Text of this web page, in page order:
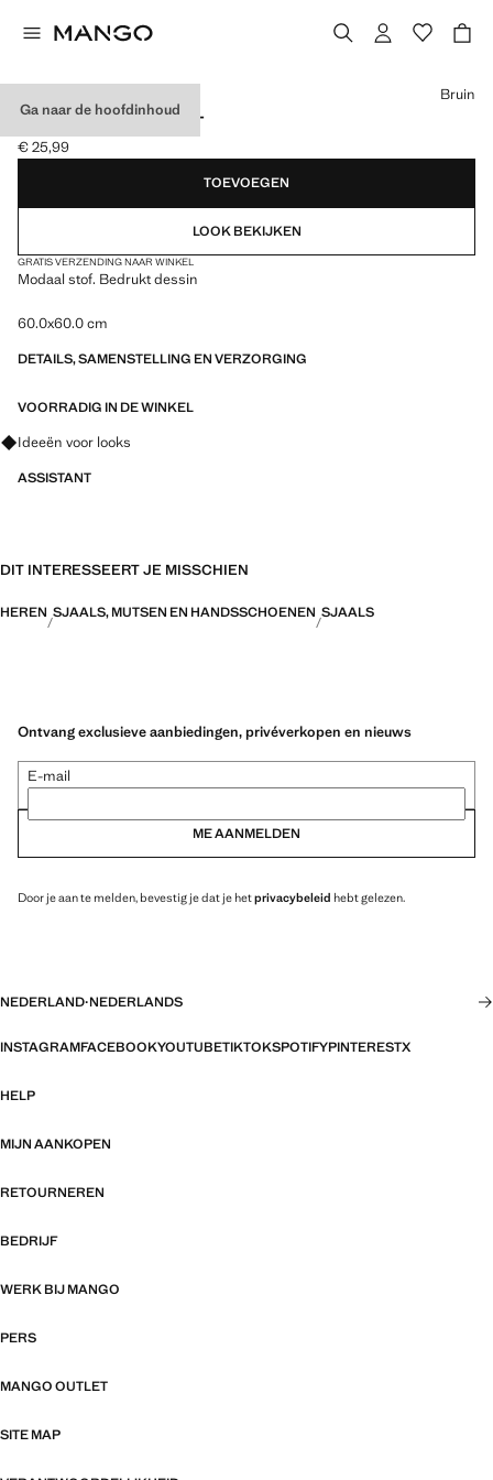
Ga naar de hoofdinhoud
SJAALTJE MET PRINT
Huidige prijs [€ 25,99 ]
€ 25,99
Kies een kleur
Bruin
TOEVOEGEN
LOOK BEKIJKEN
GRATIS VERZENDING NAAR WINKEL
Modaal stof. Bedrukt dessin
60.0x60.0 cm
DETAILS, SAMENSTELLING EN VERZORGING
VOORRADIG IN DE WINKEL
Vraag om outfitideeën, kledingstukken en trends
Ideeën voor looks
ASSISTANT
DIT INTERESSEERT JE MISSCHIEN
HEREN SJAALS, MUTSEN EN HANDSSCHOENEN SJAALS
Ontvang exclusieve aanbiedingen, privéverkopen en nieuws
E-mail
ME AANMELDEN
Door je aan te melden, bevestig je dat je hetprivacybeleid hebt gelezen.
NEDERLAND·NEDERLANDS
INSTAGRAMFACEBOOKYOUTUBETIKTOKSPOTIFYPINTERESTX
HELP
MIJN AANKOPEN
RETOURNEREN
BEDRIJF
WERK BIJ MANGO
PERS
MANGO OUTLET
SITE MAP